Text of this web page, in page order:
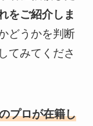
をご紹介しま
どうかを判断
てみてくださ
プロが在籍し